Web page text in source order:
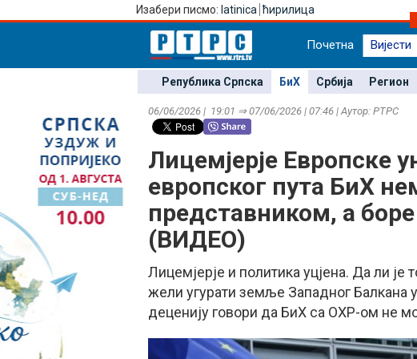
Изабери писмо: latinica ћирилица
Почетна Вијести
Република Српска БиХ Србија Регион
06/06/2026 | 19:01 ⇒ 07/06/2026 | 07:46 | Аутор: РТРС
Лицемјерје Европске
европског пута БиХ
представником, а
(ВИДЕО)
Лицемјерје и политика уцјена. Да ли је
жели угурати земље Западног Балкана
деценију говори да БиХ са ОХР-ом не